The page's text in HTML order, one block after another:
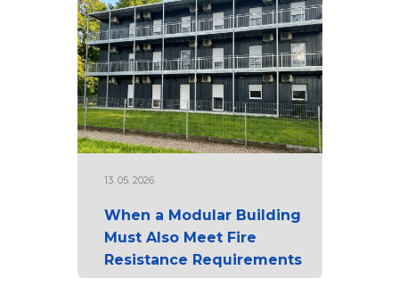
13. 05. 2026
When a Modular Building
Must Also Meet Fire
Resistance Requirements